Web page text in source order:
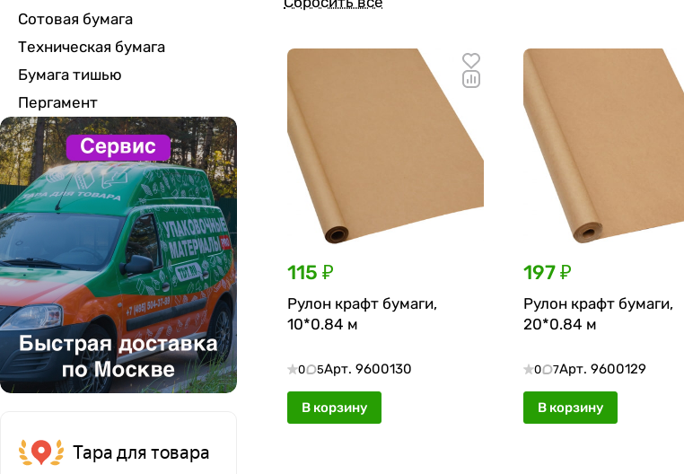
115 ₽
Рулон крафт бумаги,
10*0.84 м
0 5Арт. 9600130
В корзину
197 ₽
Рулон крафт бумаги,
20*0.84 м
0 7Арт. 9600129
В корзину
Сотовая бумага
Техническая бумага
Бумага тишью
Пергамент
Тара для товара